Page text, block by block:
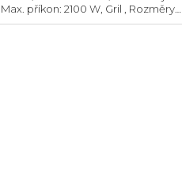
Max. příkon: 2100 W, Gril , Rozměry
(VxŠxH): 455x595x567 mm,, Počet